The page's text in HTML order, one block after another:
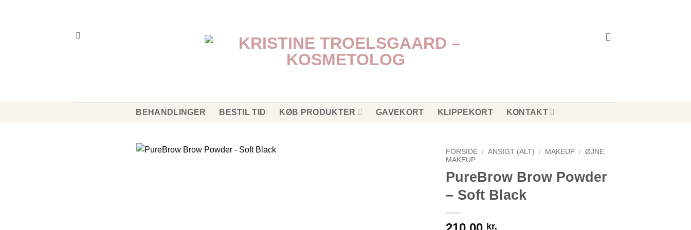
BEHANDLINGER BESTIL TID KØB PRODUKTER GAVEKORT KLIPPEKORT KONTAKT
FORSIDE / ANSIGT (ALT) / MAKEUP / ØJNE
MAKEUP
PureBrow Brow Powder
– Soft Black
kr.